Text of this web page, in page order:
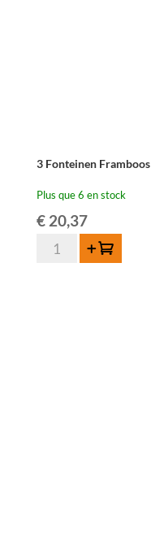
3 Fonteinen
Plus que 6 en stock
€20,37
quantité
Ajouter au panier